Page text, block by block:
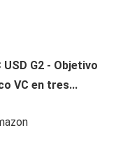
G2 - Objetivo
VC en tres...